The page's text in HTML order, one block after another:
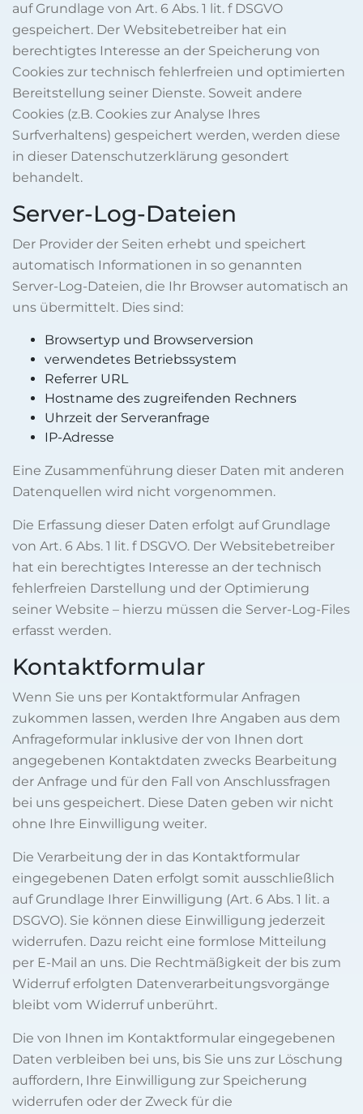
auf Grundlage von Art. 6 Abs. 1 lit. f DSGVO
gespeichert. Der Websitebetreiber hat ein
berechtigtes Interesse an der Speicherung von
Cookies zur technisch fehlerfreien und optimierten
Bereitstellung seiner Dienste. Soweit andere
Cookies (z.B. Cookies zur Analyse Ihres
Surfverhaltens) gespeichert werden, werden diese
in dieser Datenschutzerklärung gesondert
behandelt.
Server-Log-Dateien
Der Provider der Seiten erhebt und speichert
automatisch Informationen in so genannten
Server-Log-Dateien, die Ihr Browser automatisch an
uns übermittelt. Dies sind:
Browsertyp und Browserversion
verwendetes Betriebssystem
Referrer URL
Hostname des zugreifenden Rechners
Uhrzeit der Serveranfrage
IP-Adresse
Eine Zusammenführung dieser Daten mit anderen
Datenquellen wird nicht vorgenommen.
Die Erfassung dieser Daten erfolgt auf Grundlage
von Art. 6 Abs. 1 lit. f DSGVO. Der Websitebetreiber
hat ein berechtigtes Interesse an der technisch
fehlerfreien Darstellung und der Optimierung
seiner Website – hierzu müssen die Server-Log-Files
erfasst werden.
Kontaktformular
Wenn Sie uns per Kontaktformular Anfragen
zukommen lassen, werden Ihre Angaben aus dem
Anfrageformular inklusive der von Ihnen dort
angegebenen Kontaktdaten zwecks Bearbeitung
der Anfrage und für den Fall von Anschlussfragen
bei uns gespeichert. Diese Daten geben wir nicht
ohne Ihre Einwilligung weiter.
Die Verarbeitung der in das Kontaktformular
eingegebenen Daten erfolgt somit ausschließlich
auf Grundlage Ihrer Einwilligung (Art. 6 Abs. 1 lit. a
DSGVO). Sie können diese Einwilligung jederzeit
widerrufen. Dazu reicht eine formlose Mitteilung
per E-Mail an uns. Die Rechtmäßigkeit der bis zum
Widerruf erfolgten Datenverarbeitungsvorgänge
bleibt vom Widerruf unberührt.
Die von Ihnen im Kontaktformular eingegebenen
Daten verbleiben bei uns, bis Sie uns zur Löschung
auffordern, Ihre Einwilligung zur Speicherung
widerrufen oder der Zweck für die